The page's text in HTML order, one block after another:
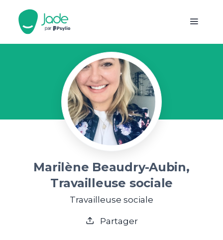
Marilène Beaudry-Aubin,
Travailleuse sociale
Travailleuse sociale
Partager